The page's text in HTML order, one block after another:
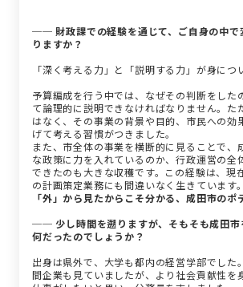
── 財政課での経験を通じて、ご自身の中で
りますか？
「深く考える力」と「説明する力」が身につ
予算編成を行う中では、なぜその判断をした
て論理的に説明できなければなりません。た
はなく、その事業の背景や目的、市民への効
げて考える習慣がつきました。
また、市全体の事業を横断的に見ることで、
な政策に力を入れているのか、行政運営の全
できたのも大きな収穫です。この経験は、現
の計画策定業務にも間違いなく生きています。
「外」から見たからこそ分かる、成田市のポ
── 少し時間を遡りますが、そもそも成田市
何だったのでしょうか？
出身は県外で、大学も都内の経営学部でした
間企業も見ていましたが、より社会貢献性を